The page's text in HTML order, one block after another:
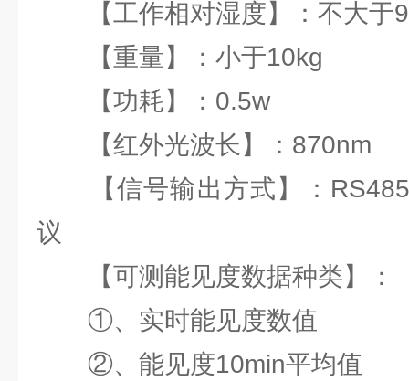
【工作相对湿度】：不大于
【重量】：小于10kg
【功耗】：0.5w
【红外光波长】：870nm
【信号输出方式】：RS485
议
【可测能见度数据种类】：
①、实时能见度数值
②、能见度10min平均值